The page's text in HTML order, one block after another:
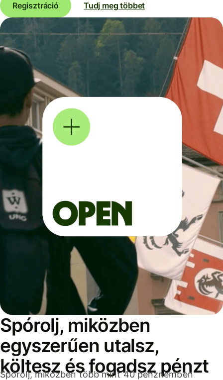
Regisztráció Tudj meg többet
Spórolj, miközben
egyszerűen utalsz,
költesz és fogadsz pénzt
Spórolj, miközben több mint 40 pénznemben